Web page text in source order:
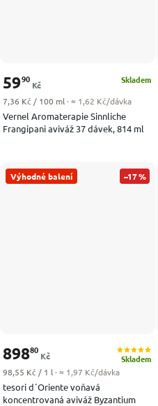
Vernel Aromaterapie Sinnliche
Frangipani aviváž 37 dávek, 814 ml
Skladem
5990
Kč
Měrná cena:
7,36 Kč / 100 ml · ≈ 1,62 Kč/dávka
Výhodné balení –17 %
tesori d´Oriente voňavá
koncentrovaná aviváž Byzantium
Skladem
89880
Kč
Měrná cena:
98,55 Kč / 1 l · ≈ 1,97 Kč/dávka